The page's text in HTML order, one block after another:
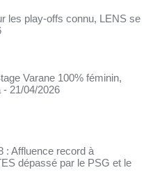
les play-offs connu, LENS se
Varane 100% féminin,
- 21/04/2026
: Affluence record à
dépassé par le PSG et le